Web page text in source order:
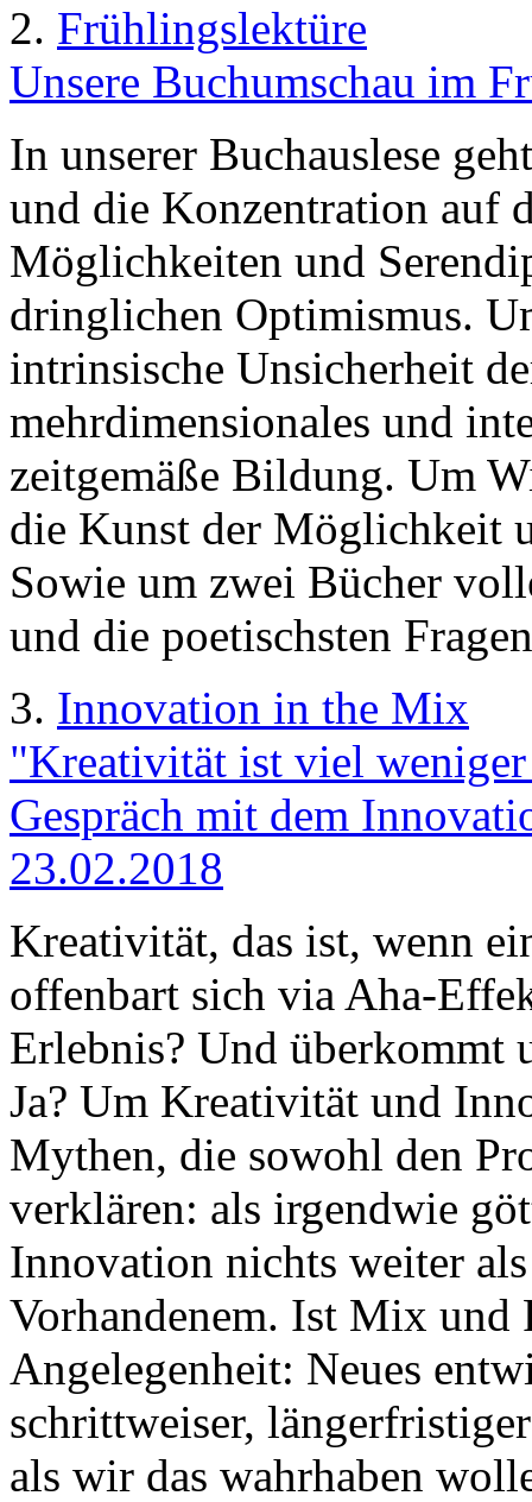
2. Frühlingslektüre
Unsere Buchumschau im
In unserer Buchauslese
und die Konzentration auf
Möglichkeiten und
dringlichen Optimismus.
intrinsische Unsicherheit
mehrdimensionales und
zeitgemäße Bildung. Um
die Kunst der Möglichkeit
Sowie um zwei Bücher
und die poetischsten
3. Innovation in the Mix
"Kreativität ist viel
Gespräch mit dem
23.02.2018
Kreativität, das ist, wenn
offenbart sich via Aha-
Erlebnis? Und überkommt
Ja? Um Kreativität und
Mythen, die sowohl den
verklären: als irgendwie
Innovation nichts weiter
Vorhandenem. Ist Mix und
Angelegenheit: Neues
schrittweiser,
als wir das wahrhaben